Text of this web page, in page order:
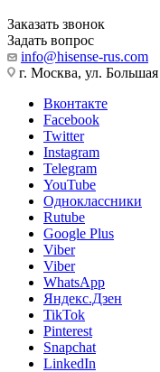
Заказать звонок
Задать вопрос
info@hisense-rus.com
г. Москва, ул.
Вконтакте
Facebook
Twitter
Instagram
Telegram
YouTube
Одноклассники
Rutube
Google Plus
Viber
Viber
WhatsApp
Яндекс.Дзен
TikTok
Pinterest
Snapchat
LinkedIn